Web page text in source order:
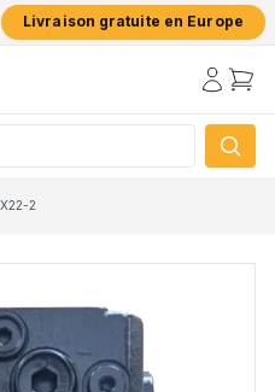
Livraison gratuite en Europe
2